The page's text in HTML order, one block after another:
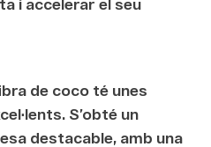
de coco té unes
S’obté un
destacable, amb una